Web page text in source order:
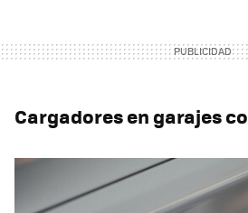
Cargadores en garajes